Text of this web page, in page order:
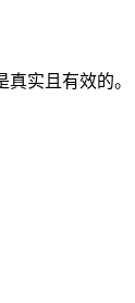
实且有效的。